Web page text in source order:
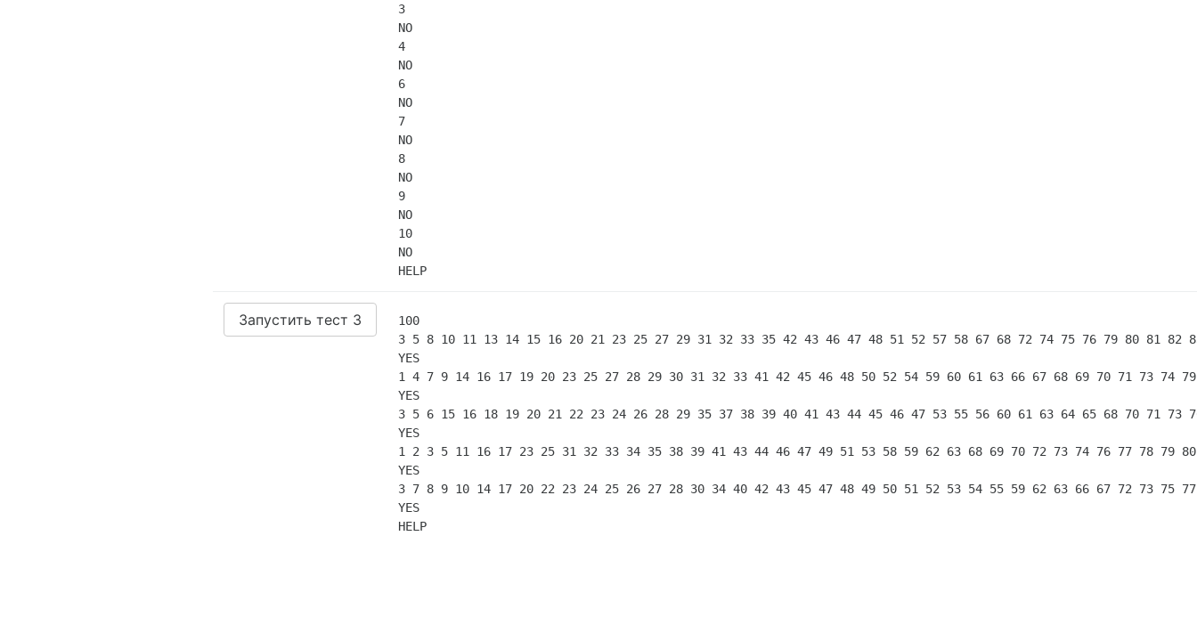
3
NO
4
NO
6
NO
7
NO
8
NO
9
NO
10
NO
HELP
Запустить тест 3
100
3 5 8 10 11 13 14 15 16 20 21 23 25 27 29 31 32 33 35 42 43 46 47 48 51 52 57 58 67 68 72 74 75 76 79 80 81 82
YES
1 4 7 9 14 16 17 19 20 23 25 27 28 29 30 31 32 33 41 42 45 46 48 50 52 54 59 60 61 63 66 67 68 69 70 71 73 74
YES
3 5 6 15 16 18 19 20 21 22 23 24 26 28 29 35 37 38 39 40 41 43 44 45 46 47 53 55 56 60 61 63 64 65 68 70 71 73
YES
1 2 3 5 11 16 17 23 25 31 32 33 34 35 38 39 41 43 44 46 47 49 51 53 58 59 62 63 68 69 70 72 73 74 76 77 78 79
YES
3 7 8 9 10 14 17 20 22 23 24 25 26 27 28 30 34 40 42 43 45 47 48 49 50 51 52 53 54 55 59 62 63 66 67 72 73 75
YES
HELP